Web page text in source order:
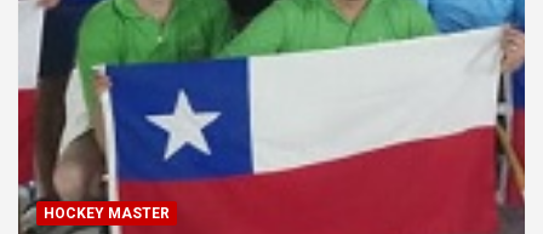
HOCKEY MASTER